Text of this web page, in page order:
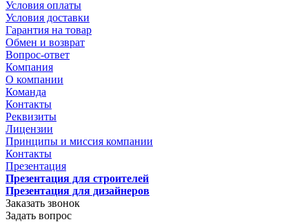
Условия оплаты
Условия доставки
Гарантия на товар
Обмен и возврат
Вопрос-ответ
Компания
О компании
Команда
Контакты
Реквизиты
Лицензии
Принципы и миссия компании
Контакты
Презентация
Презентация для строителей
Презентация для дизайнеров
Заказать звонок
Задать вопрос